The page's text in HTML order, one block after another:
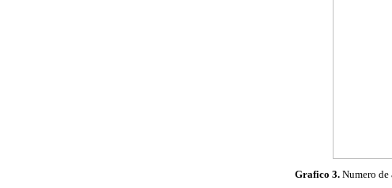
Grafico 3.Numero de